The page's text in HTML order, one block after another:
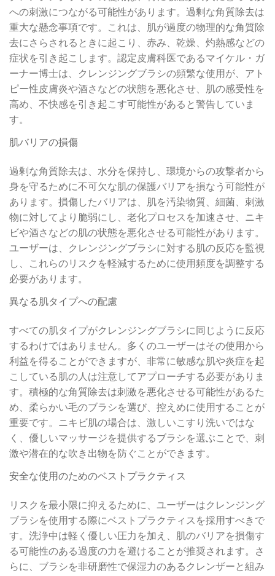
への刺激につながる可能性があります。過剰な角質除去は
重大な懸念事項です。これは、肌が過度の物理的な角質除
去にさらされるときに起こり、赤み、乾燥、灼熱感などの
症状を引き起こします。認定皮膚科医であるマイケル・ガ
ーナー博士は、クレンジングブラシの頻繁な使用が、アト
ピー性皮膚炎や酒さなどの状態を悪化させ、肌の感受性を
高め、不快感を引き起こす可能性があると警告していま
す。
肌バリアの損傷
過剰な角質除去は、水分を保持し、環境からの攻撃者から
身を守るために不可欠な肌の保護バリアを損なう可能性が
あります。損傷したバリアは、肌を汚染物質、細菌、刺激
物に対してより脆弱にし、老化プロセスを加速させ、ニキ
ビや酒さなどの肌の状態を悪化させる可能性があります。
ユーザーは、クレンジングブラシに対する肌の反応を監視
し、これらのリスクを軽減するために使用頻度を調整する
必要があります。
異なる肌タイプへの配慮
すべての肌タイプがクレンジングブラシに同じように反応
するわけではありません。多くのユーザーはその使用から
利益を得ることができますが、非常に敏感な肌や炎症を起
こしている肌の人は注意してアプローチする必要がありま
す。積極的な角質除去は刺激を悪化させる可能性があるた
め、柔らかい毛のブラシを選び、控えめに使用することが
重要です。ニキビ肌の場合は、激しいこすり洗いではな
く、優しいマッサージを提供するブラシを選ぶことで、刺
激や潜在的な吹き出物を防ぐことができます。
安全な使用のためのベストプラクティス
リスクを最小限に抑えるために、ユーザーはクレンジング
ブラシを使用する際にベストプラクティスを採用すべきで
す。洗浄中は軽く優しい圧力を加え、肌のバリアを損傷す
る可能性のある過度の力を避けることが推奨されます。さ
らに、ブラシを非研磨性で保湿力のあるクレンザーと組み